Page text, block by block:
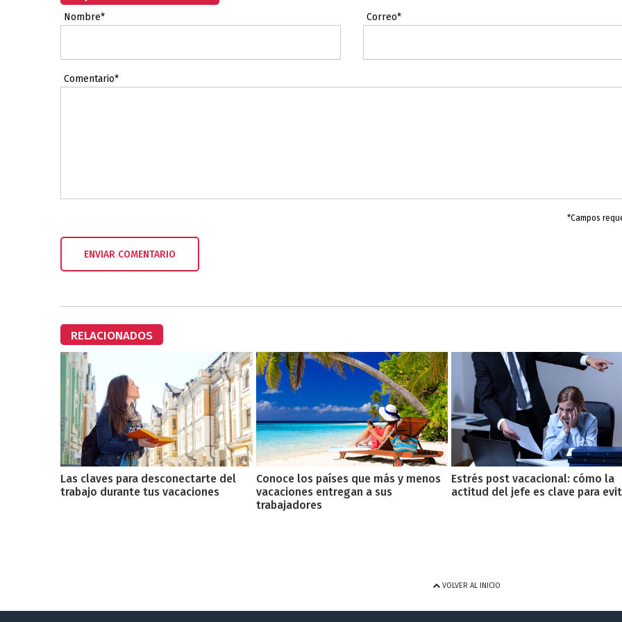
Nombre* Correo*
Comentario*
*Campos
RELACIONADOS
Las claves para desconectarte del
trabajo durante tus vacaciones
Conoce los países que más y menos
vacaciones entregan a sus
trabajadores
Estrés post vacacional: cómo la
actitud del jefe es clave para
VOLVER AL INICIO